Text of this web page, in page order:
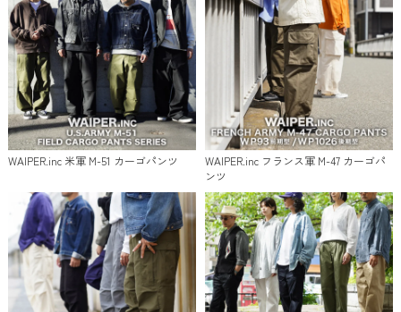
WAIPER.inc 米軍 M-51 カーゴパンツ
WAIPER.inc フランス軍 M-47 カーゴパ
ンツ